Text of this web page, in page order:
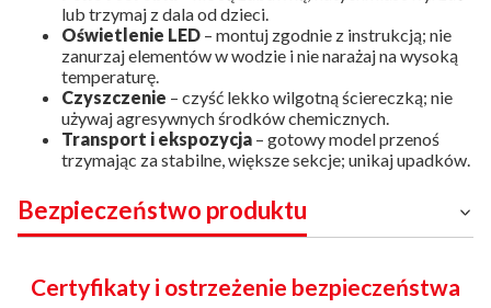
lub trzymaj z dala od dzieci.
Oświetlenie LED – montuj zgodnie z instrukcją; nie
zanurzaj elementów w wodzie i nie narażaj na wysoką
temperaturę.
Czyszczenie – czyść lekko wilgotną ściereczką; nie
używaj agresywnych środków chemicznych.
Transport i ekspozycja – gotowy model przenoś
trzymając za stabilne, większe sekcje; unikaj upadków.
Bezpieczeństwo produktu
Certyfikaty i ostrzeżenie bezpieczeństwa